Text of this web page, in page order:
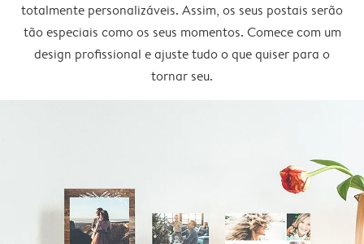
totalmente personalizáveis. Assim, os seus postais serão
tão especiais como os seus momentos. Comece com um
design profissional e ajuste tudo o que quiser para o
tornar seu.